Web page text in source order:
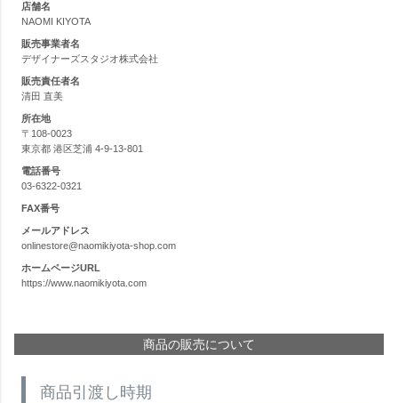
Designers Renovation
ModelRoom Coordination
Company Information
INTERIOR BLOG
SHOPPING
FABRIC ファブリック
アクセサリー
LIVING DINING ROOM
店舗名
NAOMI KIYOTA
販売事業者名
デザイナーズスタジオ株式会社
販売責任者名
清田 直美
所在地
〒108-0023
東京都 港区芝浦 4-9-13-801
電話番号
03-6322-0321
FAX番号
メールアドレス
onlinestore@naomikiyota-shop.com
ホームページURL
https://www.naomikiyota.com
商品の販売について
商品引渡し時期